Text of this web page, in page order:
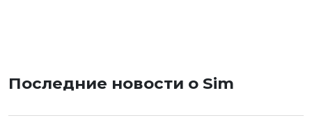
Последние новости о Sim